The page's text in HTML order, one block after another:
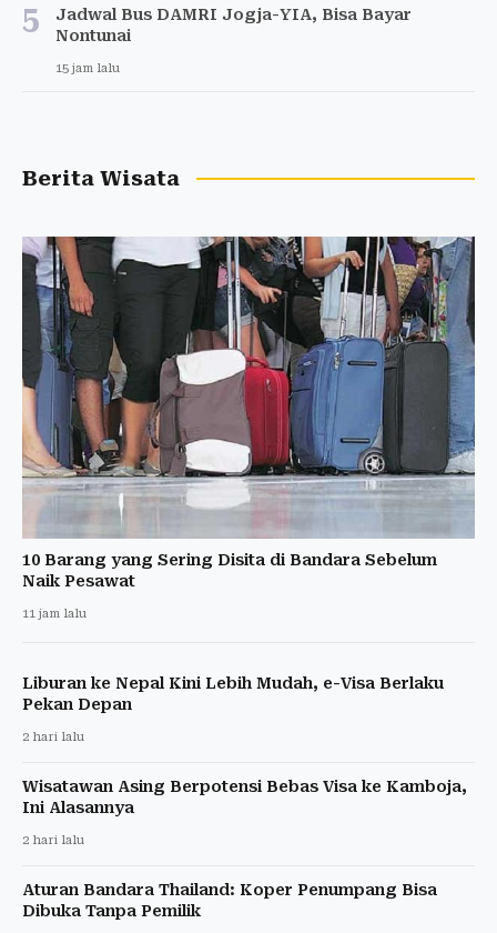
5
Jadwal Bus DAMRI Jogja-YIA, Bisa Bayar
Nontunai
15 jam lalu
Berita Wisata
10 Barang yang Sering Disita di Bandara Sebelum
Naik Pesawat
11 jam lalu
Liburan ke Nepal Kini Lebih Mudah, e-Visa Berlaku
Pekan Depan
2 hari lalu
Wisatawan Asing Berpotensi Bebas Visa ke Kamboja,
Ini Alasannya
2 hari lalu
Aturan Bandara Thailand: Koper Penumpang Bisa
Dibuka Tanpa Pemilik